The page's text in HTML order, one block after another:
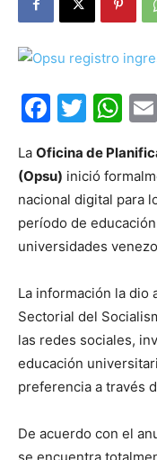
La Oficina de
(Opsu) inició
nacional digital para
período de
universidades
La información la dio
Sectorial del
las redes sociales,
educación
preferencia a través
De acuerdo con el